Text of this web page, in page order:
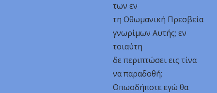
των εν
τη Οθωμανική Πρεσβεία
γνωρίμων Αυτής; εν
τοιαύτη
δε περιπτώσει εις τίνα
να παραδοθή;
Οπωσδήποτε εγώ θα